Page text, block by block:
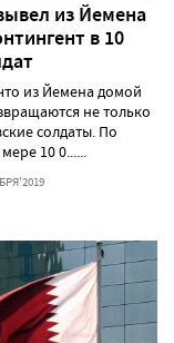
из Йемена
в 10
из Йемена домой
не только
солдаты. По
10 0......